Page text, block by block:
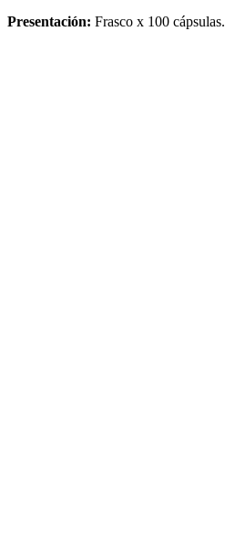
Presentación: Frasco x 100 cápsulas.